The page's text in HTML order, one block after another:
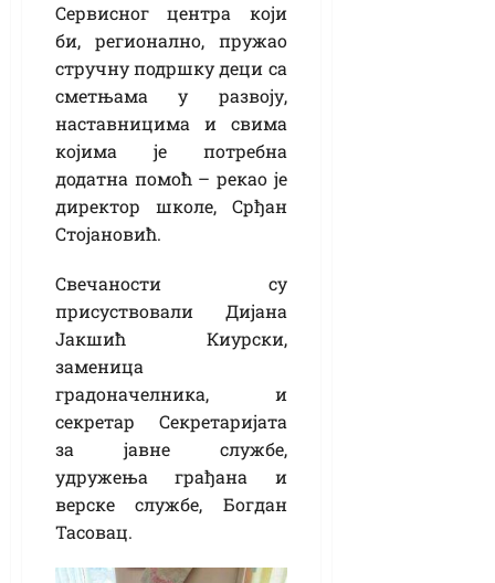
Сервисног центра који
би, регионално, пружао
стручну подршку деци са
сметњама у развоју,
наставницима и свима
којима је потребна
додатна помоћ – рекао је
директор школе, Срђан
Стојановић.
Свечаности су
присуствовали Дијана
Јакшић Киурски,
заменица
градоначелника, и
секретар Секретаријата
за јавне службе,
удружења грађана и
верске службе, Богдан
Тасовац.